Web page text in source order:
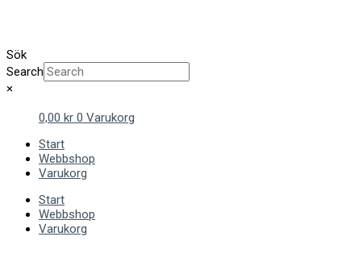
Sök
Search
×
0,00 kr 0 Varukorg
Start
Webbshop
Varukorg
Start
Webbshop
Varukorg